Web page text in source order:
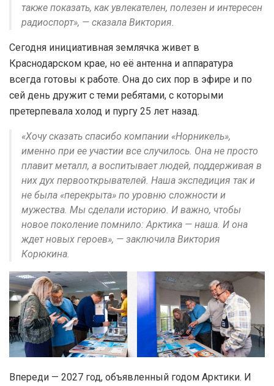
также показать, как увлекателен, полезен и интересен
радиоспорт», — сказала Виктория.
Сегодня инициативная землячка живет в
Краснодарском крае, но её антенна и аппаратура
всегда готовы к работе. Она до сих пор в эфире и по
сей день дружит с теми ребятами, с которыми
претерпевала холод и пургу 25 лет назад.
«Хочу сказать спасибо компании «Норникель»,
именно при ее участии все случилось. Она не просто
плавит металл, а воспитывает людей, поддерживая в
них дух первооткрывателей. Наша экспедиция так и
не была «перекрыта» по уровню сложности и
мужества. Мы сделали историю. И важно, чтобы
новое поколение помнило: Арктика — наша. И она
ждет новых героев», — заключила Виктория
Корюкина.
Впереди — 2027 год, объявленный годом Арктики. И